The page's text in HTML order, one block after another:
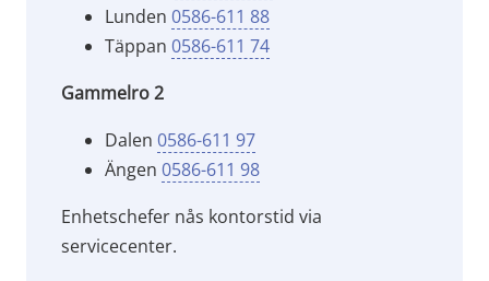
Lunden 0586-611 88
Täppan 0586-611 74
Gammelro 2
Dalen 0586-611 97
Ängen 0586-611 98
Enhetschefer nås kontorstid via
servicecenter.